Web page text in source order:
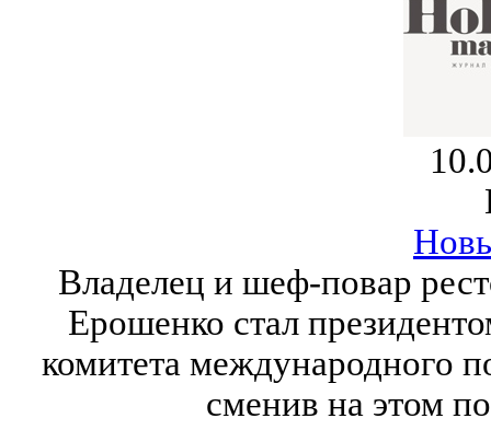
Владелец и шеф-повар
Ерошенко стал
комитета международного
сменив на этом